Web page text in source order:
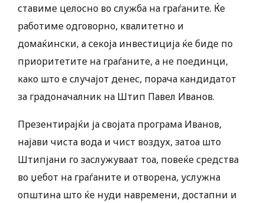
ставиме целосно во служба на граѓаните. Ќе
работиме одговорно, квалитетно и
домаќински, а секоја инвестиција ќе биде по
приоритетите на граѓаните, а не поединци,
како што е случајот денес, порача кандидатот
за градоначалник на Штип Павел Иванов.
Презентирајќи ја својата програма Иванов,
најави чиста вода и чист воздух, затоа што
Штипјани го заслужуваат тоа, повеќе средства
во џебот на граѓаните и отворена, услужна
општина што ќе нуди навремени, достапни и